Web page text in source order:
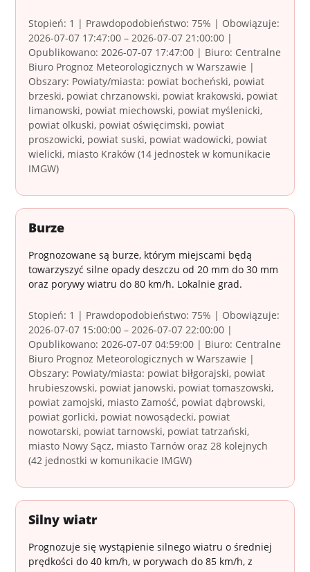
Stopień: 1 | Prawdopodobieństwo: 75% | Obowiązuje:
2026-07-07 17:47:00 – 2026-07-07 21:00:00 |
Opublikowano: 2026-07-07 17:47:00 | Biuro: Centralne
Biuro Prognoz Meteorologicznych w Warszawie |
Obszary: Powiaty/miasta: powiat bocheński, powiat
brzeski, powiat chrzanowski, powiat krakowski, powiat
limanowski, powiat miechowski, powiat myślenicki,
powiat olkuski, powiat oświęcimski, powiat
proszowicki, powiat suski, powiat wadowicki, powiat
wielicki, miasto Kraków (14 jednostek w komunikacie
IMGW)
Burze
Prognozowane są burze, którym miejscami będą
towarzyszyć silne opady deszczu od 20 mm do 30 mm
oraz porywy wiatru do 80 km/h. Lokalnie grad.
Stopień: 1 | Prawdopodobieństwo: 75% | Obowiązuje:
2026-07-07 15:00:00 – 2026-07-07 22:00:00 |
Opublikowano: 2026-07-07 04:59:00 | Biuro: Centralne
Biuro Prognoz Meteorologicznych w Warszawie |
Obszary: Powiaty/miasta: powiat biłgorajski, powiat
hrubieszowski, powiat janowski, powiat tomaszowski,
powiat zamojski, miasto Zamość, powiat dąbrowski,
powiat gorlicki, powiat nowosądecki, powiat
nowotarski, powiat tarnowski, powiat tatrzański,
miasto Nowy Sącz, miasto Tarnów oraz 28 kolejnych
(42 jednostki w komunikacie IMGW)
Silny wiatr
Prognozuje się wystąpienie silnego wiatru o średniej
prędkości do 40 km/h, w porywach do 85 km/h, z